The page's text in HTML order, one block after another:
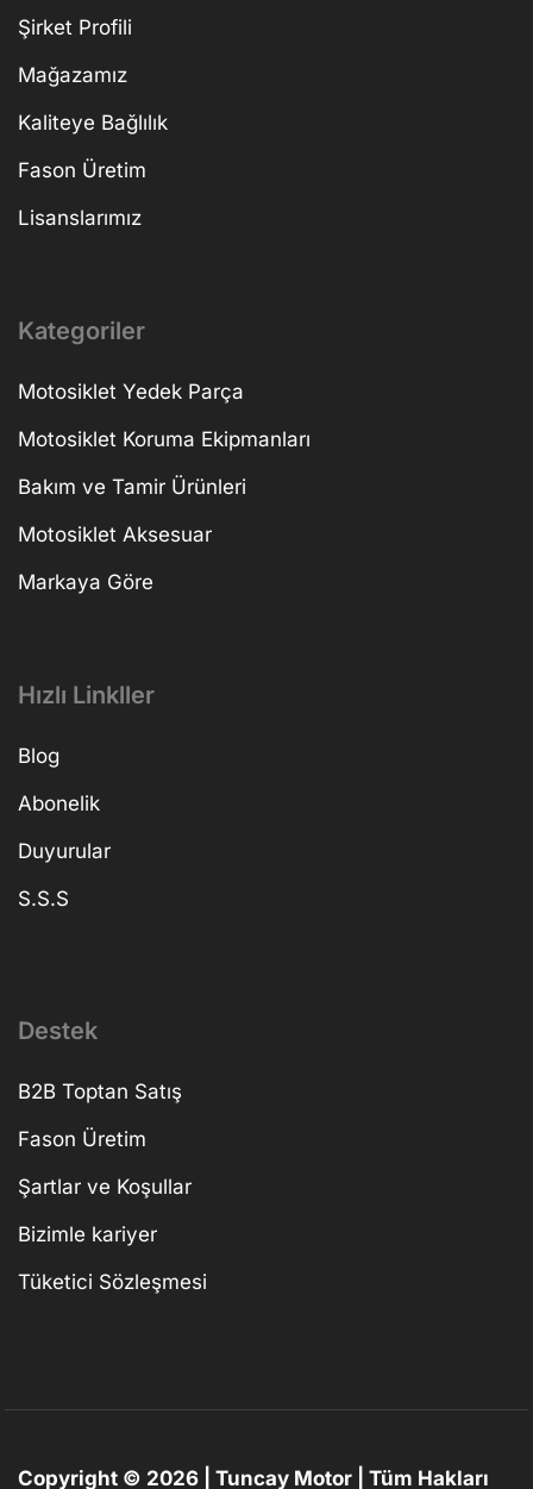
Şirket Profili
Mağazamız
Kaliteye Bağlılık
Fason Üretim
Lisanslarımız
Kategoriler
Motosiklet Yedek Parça
Motosiklet Koruma Ekipmanları
Bakım ve Tamir Ürünleri
Motosiklet Aksesuar
Markaya Göre
Hızlı Linkller
Blog
Abonelik
Duyurular
S.S.S
Destek
B2B Toptan Satış
Fason Üretim
Şartlar ve Koşullar
Bizimle kariyer
Tüketici Sözleşmesi
Copyright © 2026 | Tuncay Motor | Tüm Hakları